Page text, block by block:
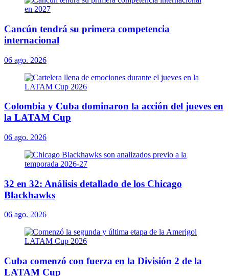
Cancún tendrá su primera competencia
internacional
06 ago. 2026
Colombia y Cuba dominaron la acción del jueves en
la LATAM Cup
06 ago. 2026
32 en 32: Análisis detallado de los Chicago
Blackhawks
06 ago. 2026
Cuba comenzó con fuerza en la División 2 de la
LATAM Cup